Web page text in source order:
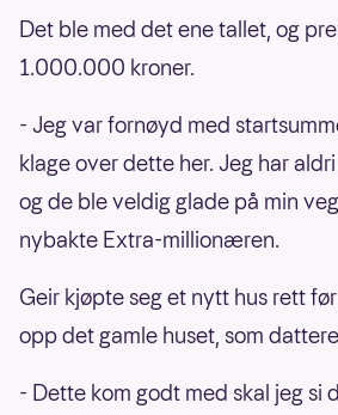
Det ble med det ene tallet, og
1.000.000 kroner.
- Jeg var fornøyd med
klage over dette her. Jeg har
og de ble veldig glade på min
nybakte Extra-millionæren.
Geir kjøpte seg et nytt hus rett
opp det gamle huset, som
- Dette kom godt med skal jeg si